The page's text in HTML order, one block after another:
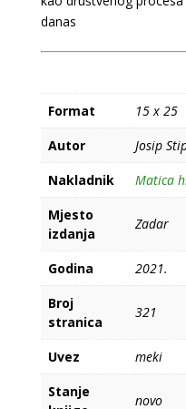
danas
Format
15 x 25
Autor
Josip
Nakladnik
Matica
Mjesto
izdanja
Zadar
Godina
2021.
Broj
stranica
321
Uvez
meki
Stanje
novo